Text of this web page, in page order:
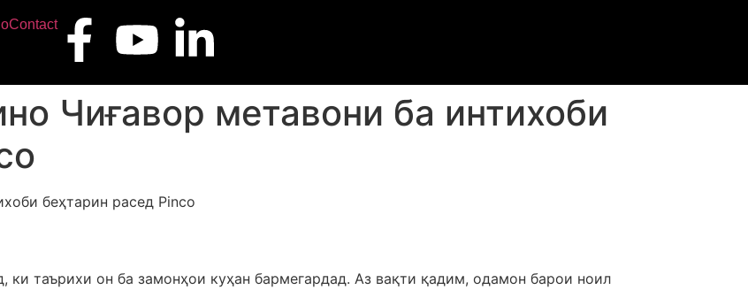
Contact
Чиғавор метавони ба интихоби
беҳтарин расед Pinco
таърихи он ба замонҳои куҳан бармегардад. Аз вақти қадим, одамон барои ноил